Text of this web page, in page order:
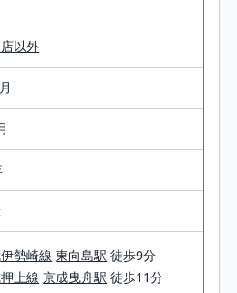
以外
勢崎線 東向島駅 徒歩9分
上線 京成曳舟駅 徒歩11分